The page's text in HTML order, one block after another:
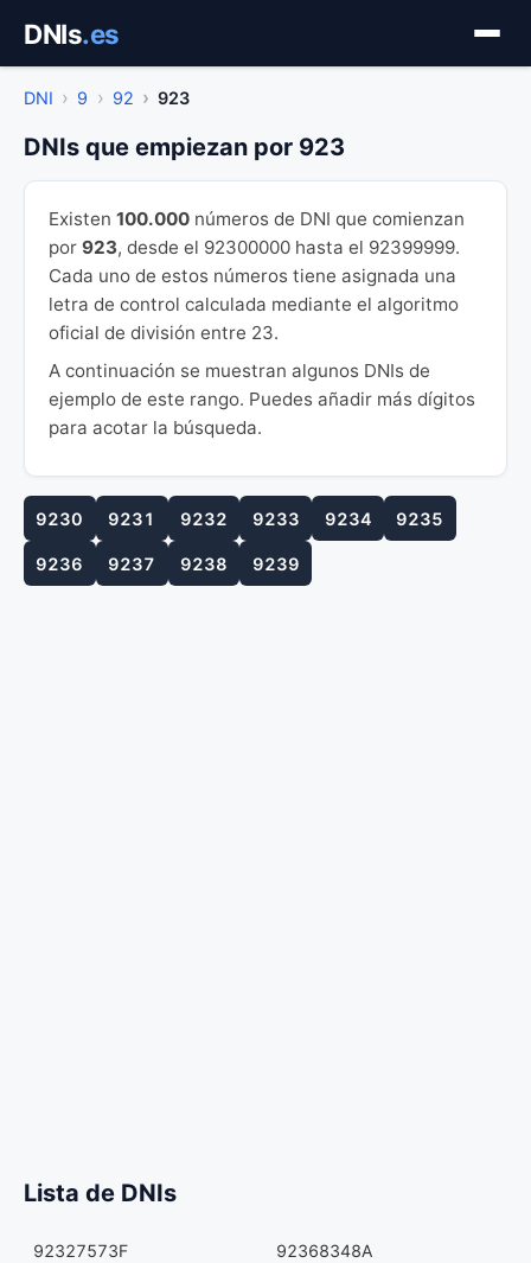
contenido
DNIs.es
DNI 9 92 923
DNIs que empiezan por 923
Existen 100.000 números de DNI que comienzan
por 923, desde el 92300000 hasta el 92399999.
Cada uno de estos números tiene asignada una
letra de control calculada mediante el algoritmo
oficial de división entre 23.
A continuación se muestran algunos DNIs de
ejemplo de este rango. Puedes añadir más dígitos
para acotar la búsqueda.
9230 9231 9232 9233 9234 9235
9236 9237 9238 9239
Lista de DNIs
92327573F 92368348A